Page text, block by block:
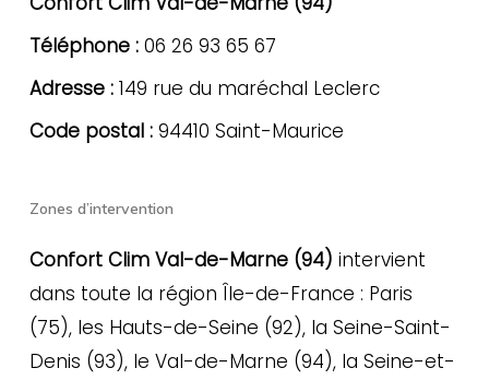
Téléphone :06 26 93 65 67
Adresse :149 rue du maréchal Leclerc
Code postal :94410 Saint-Maurice
Zones d’intervention
Confort Clim Val-de-Marne (94) intervient
dans toute la région Île-de-France : Paris
(75), les Hauts-de-Seine (92), la Seine-Saint-
Denis (93), le Val-de-Marne (94), la Seine-et-